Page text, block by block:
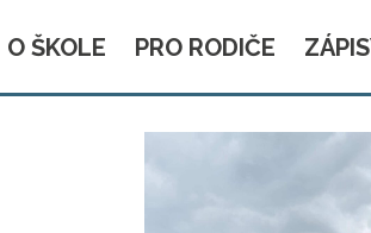
O ŠKOLE PRO RODIČE